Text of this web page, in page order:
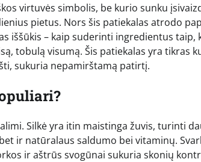
virtuvės simbolis, be kurio sunku
pietus. Nors šis patiekalas atrodo
iššūkis – kaip suderinti ingredientus taip,
tobulą visumą. Šis patiekalas yra tikras
sukuria nepamirštamą patirtį.
Silkė yra itin maistinga žuvis, turinti
ir natūralaus saldumo bei vitaminų.
ir aštrūs svogūnai sukuria skonių